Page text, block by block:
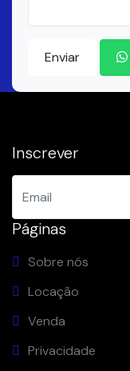
Enviar
Inscrever
Páginas
Sobre nós
Locação
Venda
Privacidade